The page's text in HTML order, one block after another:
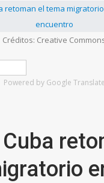
Créditos: Creative
Powered by Google Translate
Cuba